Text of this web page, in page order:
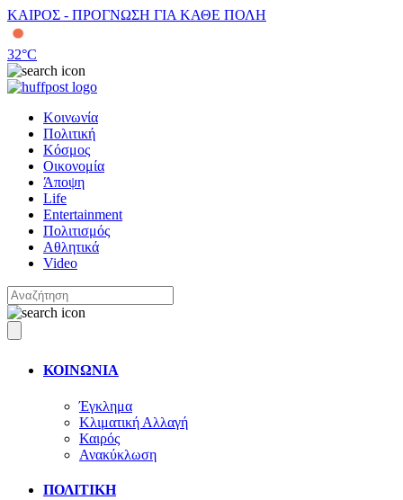
ΚΑΙΡΟΣ - ΠΡΟΓΝΩΣΗ ΓΙΑ ΚΑΘΕ ΠΟΛΗ
32°C
Κοινωνία
Πολιτική
Κόσμος
Οικονομία
Άποψη
Life
Entertainment
Πολιτισμός
Αθλητικά
Video
ΚΟΙΝΩΝΙΑ
Έγκλημα
Κλιματική Αλλαγή
Καιρός
Ανακύκλωση
ΠΟΛΙΤΙΚΗ